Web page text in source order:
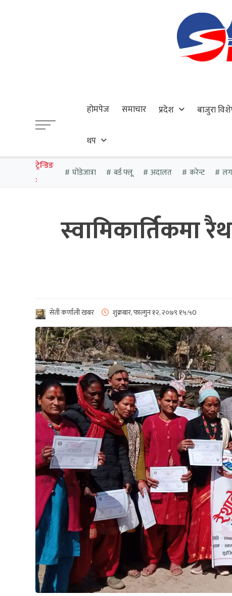
होमपेज समाचार प्रदेश बाजुरा
थप
ट्रेन्डिङ
:
घोडेजात्रा बर्ड फ्लू अदालत करेन्ट
स्वामिकार्तिकमा
सेती कर्णाली खबर शुक्रबार, फाल्गुन १२, २०७९ १५:५0